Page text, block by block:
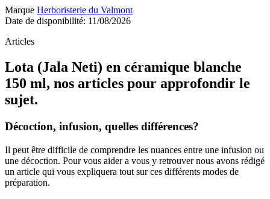
Marque Herboristerie du Valmont
Date de disponibilité: 11/08/2026
Articles
Lota (Jala Neti) en céramique blanche
150 ml, nos articles pour approfondir le
sujet.
Décoction, infusion, quelles différences?
Il peut être difficile de comprendre les nuances entre une infusion ou
une décoction. Pour vous aider a vous y retrouver nous avons rédigé
un article qui vous expliquera tout sur ces différents modes de
préparation.